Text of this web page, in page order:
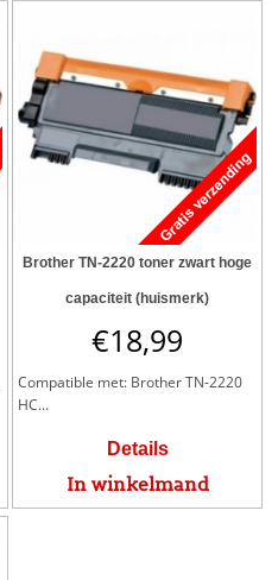
Brother TN-2220 toner zwart hoge
capaciteit (huismerk)
€18,99
Compatible met: Brother TN-2220
HC...
Details
In winkelmand